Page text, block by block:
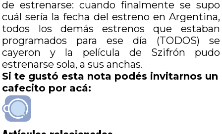
de estrenarse: cuando finalmente se supo
cuál sería la fecha del estreno en Argentina,
todos los demás estrenos que estaban
programados para ese día (TODOS) se
cayeron y la película de Szifrón pudo
estrenarse sola, a sus anchas.
Si te gustó esta nota podés invitarnos un
cafecito por acá: